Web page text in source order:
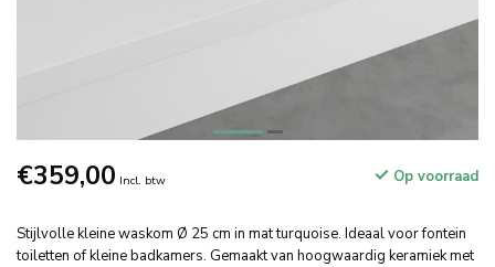
€359,00 Incl. btw Op voorraad
Stijlvolle kleine waskom Ø 25 cm in mat turquoise. Ideaal voor fontein
toiletten of kleine badkamers. Gemaakt van hoogwaardig keramiek met